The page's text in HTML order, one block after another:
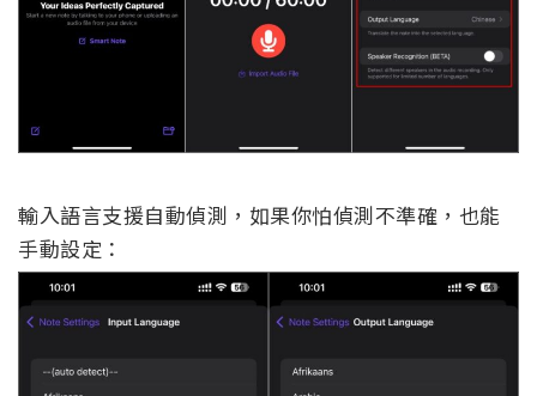
輸入語言支援自動偵測，如果你怕偵測不準確，也能
手動設定：